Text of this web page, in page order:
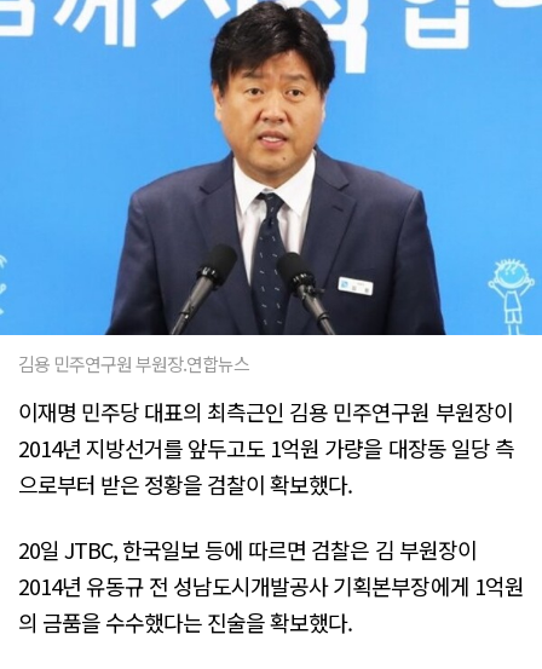
김용 민주연구원 부원장.연합뉴스
이재명 민주당 대표의 최측근인 김용 민주연구원 부원장이
2014년 지방선거를 앞두고도 1억원 가량을 대장동 일당 측
으로부터 받은 정황을 검찰이 확보했다.
20일 JTBC, 한국일보 등에 따르면 검찰은 김 부원장이
2014년 유동규 전 성남도시개발공사 기획본부장에게 1억원
의 금품을 수수했다는 진술을 확보했다.